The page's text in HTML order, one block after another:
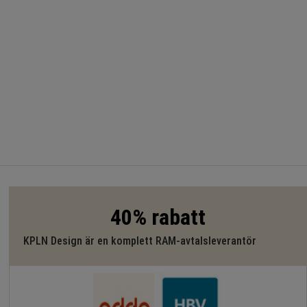
40% rabatt
KPLN Design är en komplett RAM-avtalsleverantör